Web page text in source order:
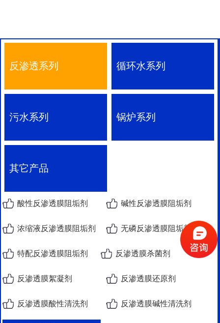
反渗透系列 循环水系列
污水系列 锅炉系列
其它产品
酸性反渗透膜阻垢剂 碱性反渗透膜阻垢剂
浓缩液反渗透膜阻垢剂 无磷反渗透膜阻垢剂
特配反渗透膜阻垢剂 反渗透膜杀菌剂
反渗透膜絮凝剂 反渗透膜还原剂
反渗透膜酸性清洗剂 反渗透膜碱性清洗剂